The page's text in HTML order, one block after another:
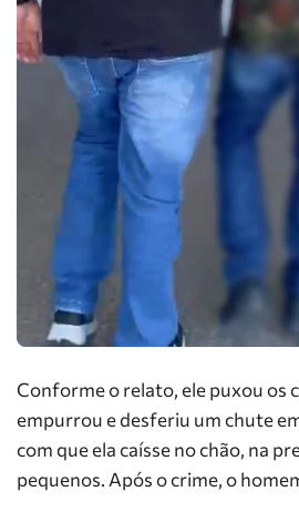
Conforme o relato, ele puxou os
empurrou e desferiu um chute
com que ela caísse no chão, na
pequenos. Após o crime, o